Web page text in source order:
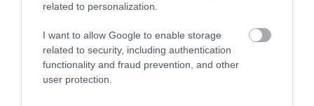
related to personalization.
I want to allow Google to enable storage
related to security, including authentication
functionality and fraud prevention, and other
user protection.
nem számít”; „túl vagyok rajta”; „elengedtem”. És ez
igaz is. Fejben.
De a rendszer nem felejt.